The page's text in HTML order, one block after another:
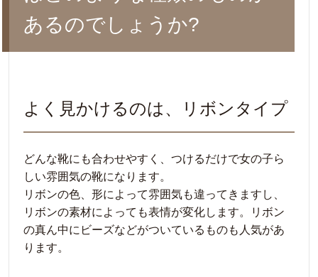
あるのでしょうか?
よく見かけるのは、リボンタイプ
どんな靴にも合わせやすく、つけるだけで女の子ら
しい雰囲気の靴になります。
リボンの色、形によって雰囲気も違ってきますし、
リボンの素材によっても表情が変化します。リボン
の真ん中にビーズなどがついているものも人気があ
ります。